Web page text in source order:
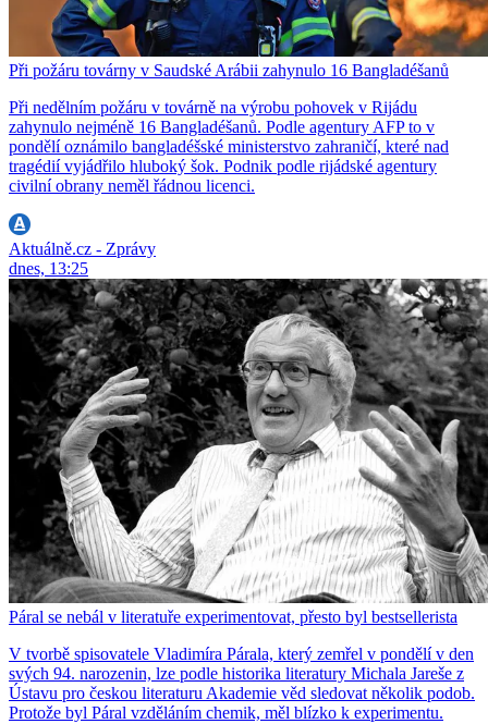
Při požáru továrny v Saudské Arábii zahynulo 16 Bangladéšanů
Při nedělním požáru v továrně na výrobu pohovek v Rijádu
zahynulo nejméně 16 Bangladéšanů. Podle agentury AFP to v
pondělí oznámilo bangladéšské ministerstvo zahraničí, které nad
tragédií vyjádřilo hluboký šok. Podnik podle rijádské agentury
civilní obrany neměl řádnou licenci.
Aktuálně.cz - Zprávy
dnes, 13:25
Páral se nebál v literatuře experimentovat, přesto byl bestsellerista
V tvorbě spisovatele Vladimíra Párala, který zemřel v pondělí v den
svých 94. narozenin, lze podle historika literatury Michala Jareše z
Ústavu pro českou literaturu Akademie věd sledovat několik podob.
Protože byl Páral vzděláním chemik, měl blízko k experimentu.